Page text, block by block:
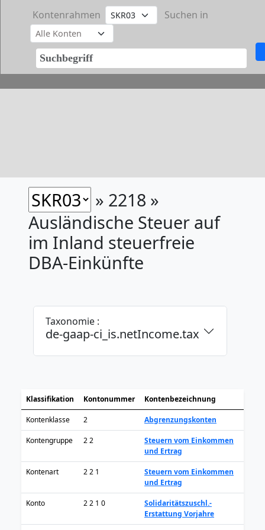
Kontenrahmen Suchen in
» 2218 »
Ausländische Steuer auf
im Inland steuerfreie
DBA-Einkünfte
Taxonomie :
de-gaap-ci_is.netIncome.tax
Klassifikation Kontonummer Kontenbezeichnung
Kontenklasse 2 Abgrenzungskonten
Kontengruppe 2 2
Steuern vom Einkommen
und Ertrag
Kontenart 2 2 1
Steuern vom Einkommen
und Ertrag
Konto 2 2 1 0
Solidaritätszuschl.-
Erstattung Vorjahre